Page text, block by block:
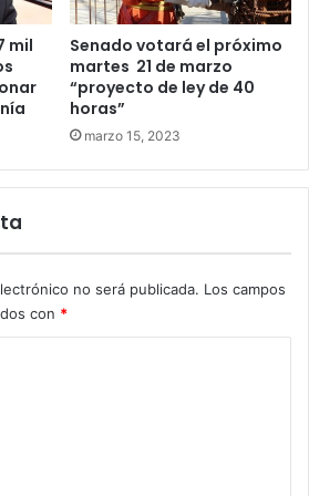
mil
Senado votará el próximo
martes 21 de marzo
“proyecto de ley de 40
horas”
marzo 15, 2023
no será publicada. Los campos
con *